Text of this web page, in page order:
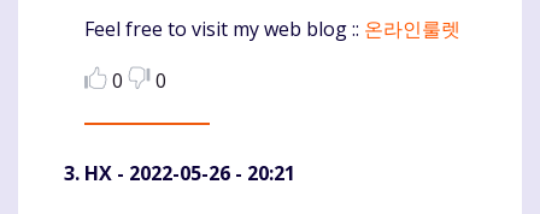
Feel free to visit my web blog :: 온라인룰렛
0
0
HX - 2022-05-26 - 20:21